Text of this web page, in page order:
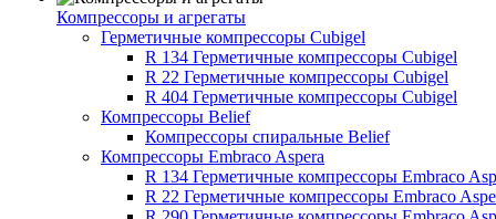
Компрессоры и агрегаты
Герметичные компрессоры Cubigel
R 134 Герметичные компрессоры Cubigel
R 22 Герметичные компрессоры Cubigel
R 404 Герметичные компрессоры Cubigel
Компрессоры Belief
Компрессоры спиральные Belief
Компрессоры Embraco Aspera
R 134 Герметичные компрессоры Embraco
R 22 Герметичные компрессоры Embraco